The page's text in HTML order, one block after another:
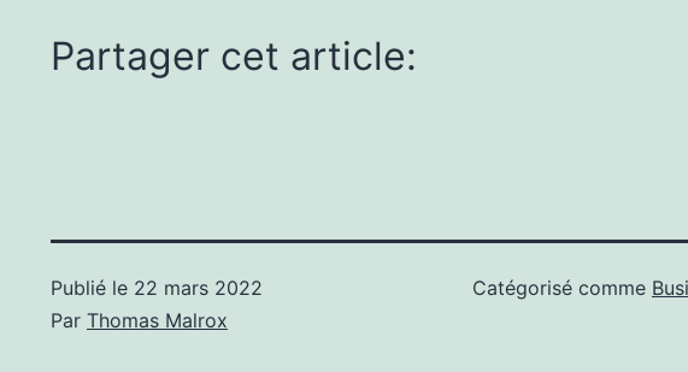
Partager cet article:
Publié le 22 mars 2022
Par Thomas Malrox
Catégorisé comme